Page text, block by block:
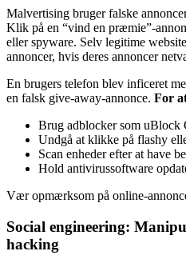
Malvertising bruger falske
Klik på en “vind en præmie”-
eller spyware. Selv legitime
annoncer, hvis deres annoncer
En brugers telefon blev inficeret
en falsk give-away-annonce. For
Brug adblocker som uBlock
Undgå at klikke på flashy
Scan enheder efter at have
Hold antivirussoftware
Vær opmærksom på online-
Social engineering:
hacking